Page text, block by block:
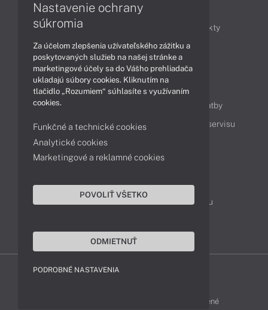
Články
Obchodné informácie
Produkty
Technológie
Videá
Obsah
Ako nakupovať
Možnosti doručenia a platby
Podpora a servis
Servisné služby Cenník servisu
Kontakty
043 4224 771
Obchodné oddelenie
Reklamácia tovaru
HP-SHOP © 2012 - 2026 Všetky práva vyhradené
Nastavenie ochrany
súkromia
Za účelom zlepšenia užívateľského zážitku a
poskytovaných služieb na našej stránke a
marketingové účely sa do Vášho prehliadača
ukladajú súbory cookies. Kliknutím na
tlačidlo „Rozumiem“ súhlasíte s využívaním
cookies.
Funkčné a technické cookies
Analytické cookies
Marketingové a reklamné cookies
POVOLIŤ VŠETKO
ODMIETNUŤ
PODROBNÉ NASTAVENIA